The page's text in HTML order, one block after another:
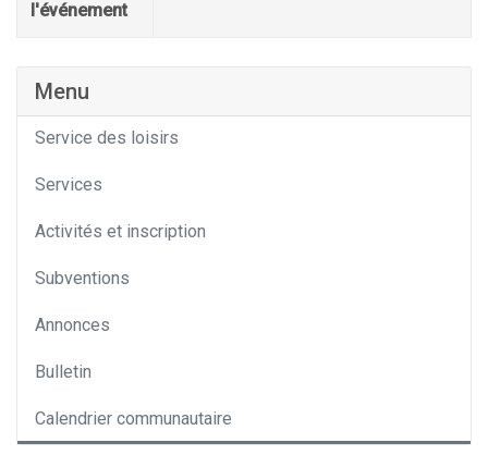
l'événement
Menu
Service des loisirs
Services
Activités et inscription
Subventions
Annonces
Bulletin
Calendrier communautaire